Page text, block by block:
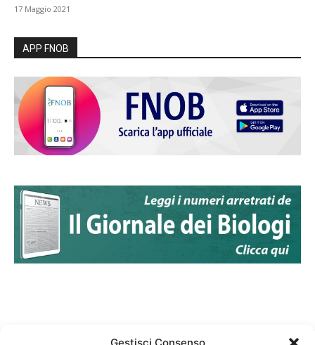
17 Maggio 2021
APP FNOB